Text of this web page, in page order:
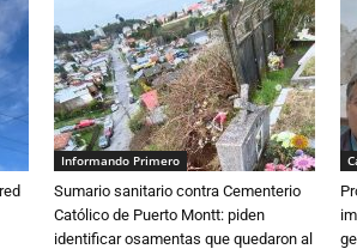
Informando Primero
Sumario sanitario contra Cementerio
Católico de Puerto Montt: piden
identificar osamentas que quedaron al